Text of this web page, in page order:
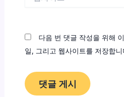
다음 번 댓글 작성을 위해
일, 그리고 웹사이트를 저장합니